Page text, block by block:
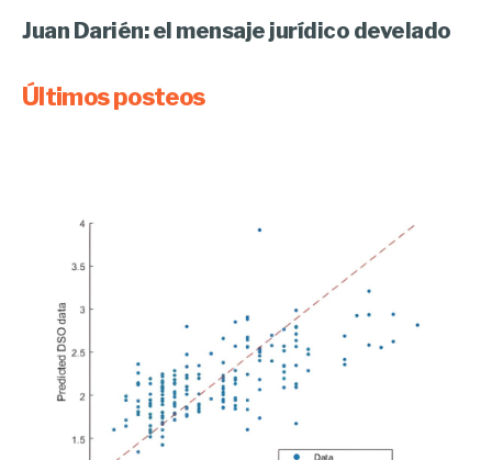
Juan Darién: el mensaje jurídico develado
Últimos posteos